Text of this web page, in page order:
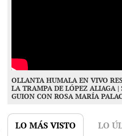
OLLANTA HUMALA EN VIVO
LA TRAMPA DE LÓPEZ ALIAGA |
GUION CON ROSA MARÍA
LO MÁS VISTO LO